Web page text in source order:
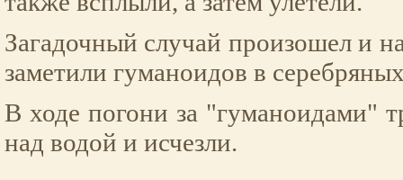
Загадочный случай произошел и
заметили гуманоидов в
В ходе погони за "гуманоидами"
над водой и исчезли.